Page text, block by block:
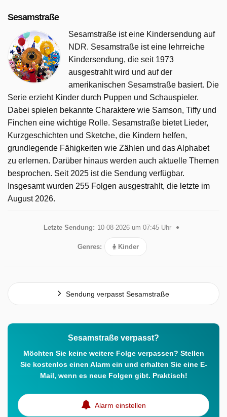
Sesamstraße
Sesamstraße ist eine Kindersendung auf
NDR. Sesamstraße ist eine lehrreiche
Kindersendung, die seit 1973
ausgestrahlt wird und auf der
amerikanischen Sesamstraße basiert. Die
Serie erzieht Kinder durch Puppen und Schauspieler.
Dabei spielen bekannte Charaktere wie Samson, Tiffy und
Finchen eine wichtige Rolle. Sesamstraße bietet Lieder,
Kurzgeschichten und Sketche, die Kindern helfen,
grundlegende Fähigkeiten wie Zählen und das Alphabet
zu erlernen. Darüber hinaus werden auch aktuelle Themen
besprochen. Seit 2025 ist die Sendung verfügbar.
Insgesamt wurden 255 Folgen ausgestrahlt, die letzte im
August 2026.
Letzte Sendung: 10-08-2026 um 07:45 Uhr
Genres: Kinder
Sendung verpasst Sesamstraße
Sesamstraße verpasst?
Möchten Sie keine weitere Folge verpassen? Stellen
Sie kostenlos einen Alarm ein und erhalten Sie eine E-
Mail, wenn es neue Folgen gibt. Praktisch!
Alarm einstellen